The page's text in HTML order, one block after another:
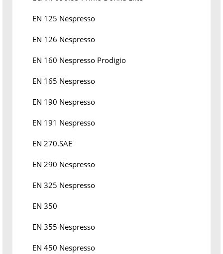
EN 125 Nespresso
EN 126 Nespresso
EN 160 Nespresso Prodigio
EN 165 Nespresso
EN 190 Nespresso
EN 191 Nespresso
EN 270.SAE
EN 290 Nespresso
EN 325 Nespresso
EN 350
EN 355 Nespresso
EN 450 Nespresso